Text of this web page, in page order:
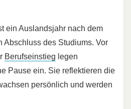
ein Auslandsjahr nach dem
Abschluss des Studiums. Vor
Berufseinstieg legen
Pause ein. Sie reflektieren die
persönlich und werden